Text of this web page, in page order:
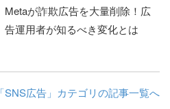
Metaが詐欺広告を大量削除！広
告運用者が知るべき変化とは
「SNS広告」カテゴリの記事一覧へ